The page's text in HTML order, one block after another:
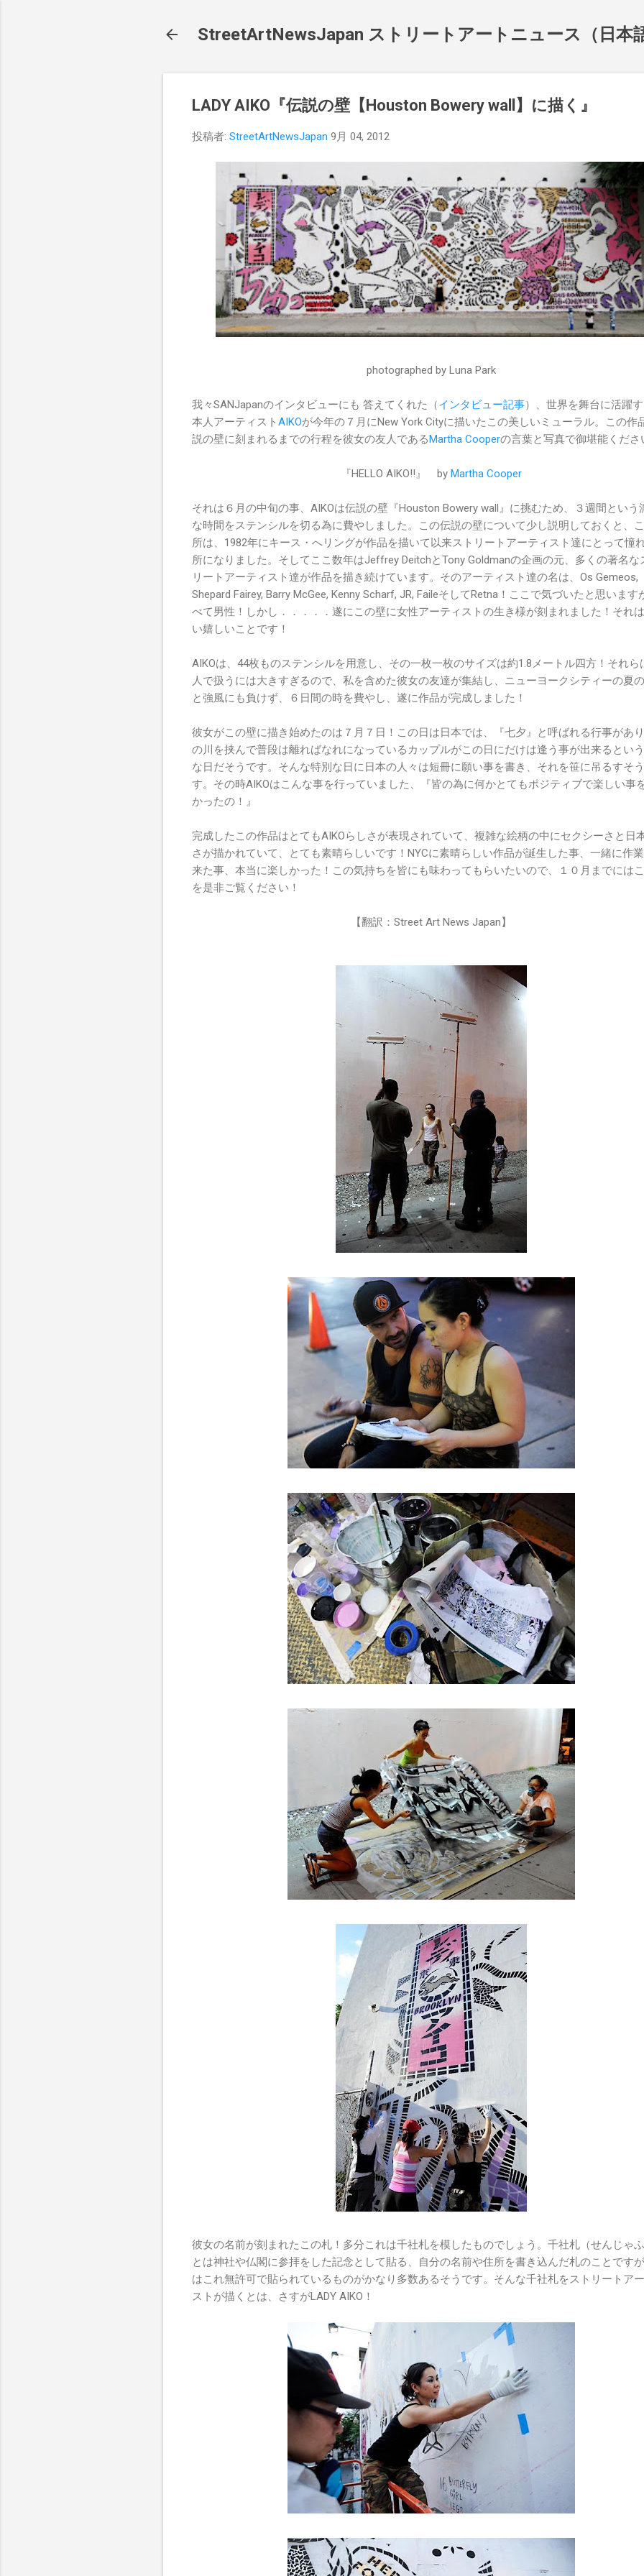
StreetArtNewsJapan ストリートアートニュース（日本
LADY AIKO『伝説の壁【Houston Bowery wall】に描く』
投稿者: StreetArtNewsJapan 9月 04, 2012
photographed by Luna Park
我々SANJapanのインタビューにも 答えてくれた（インタビュー記事）、世界を舞台に活躍
本人アーティスト AIKOが今年の７月にNew York Cityに描いたこの美しいミューラル。この作
説の壁に刻まれるまでの行程を彼女の友人であるMartha Cooperの言葉と写真で御堪能くださ
『HELLO AIKO!!』 by Martha Cooper
それは６月の中旬の事、AIKOは伝説の壁『Houston Bowery wall』に挑むため、３週間という
な時間をステンシルを切る為に費やしました。この伝説の壁について少し説明しておくと、
所は、1982年にキース・へリングが作品を描いて以来ストリートアーティスト達にとって憧
所になりました。そしてここ数年はJeffrey DeitchとTony Goldmanの企画の元、多くの著名な
リートアーティスト達が作品を描き続けています。そのアーティスト達の名は、Os Gemeos,
Shepard Fairey, Barry McGee, Kenny Scharf, JR, FaileそしてRetna！ここで気づいたと思います
べて男性！しかし．．．．．遂にこの壁に女性アーティストの生き様が刻まれました！それ
い嬉しいことです！
AIKOは、44枚ものステンシルを用意し、その一枚一枚のサイズは約1.8メートル四方！それら
人で扱うには大きすぎるので、私を含めた彼女の友達が集結し、ニューヨークシティーの夏
と強風にも負けず、６日間の時を費やし、遂に作品が完成しました！
彼女がこの壁に描き始めたのは７月７日！この日は日本では、『七夕』と呼ばれる行事があ
の川を挟んで普段は離ればなれになっているカップルがこの日にだけは逢う事が出来るとい
な日だそうです。そんな特別な日に日本の人々は短冊に願い事を書き、それを笹に吊るすそ
す。その時AIKOはこんな事を行っていました、『皆の為に何かとてもポジティブで楽しい事
かったの！』
完成したこの作品はとてもAIKOらしさが表現されていて、複雑な絵柄の中にセクシーさと日
さが描かれていて、とても素晴らしいです！NYCに素晴らしい作品が誕生した事、一緒に作
来た事、本当に楽しかった！この気持ちを皆にも味わってもらいたいので、１０月までには
を是非ご覧ください！
【翻訳：Street Art News Japan】
彼女の名前が刻まれたこの札！多分これは千社札を模したものでしょう。千社札（せんじゃ
とは神社や仏閣に参拝をした記念として貼る、自分の名前や住所を書き込んだ札のことです
はこれ無許可で貼られているものがかなり多数あるそうです。そんな千社札をストリートア
ストが描くとは、さすがLADY AIKO！